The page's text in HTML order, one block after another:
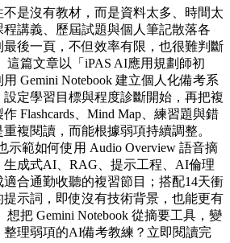
是沒有教材，而是資料太多、時間太
講義、歷屆試題與個人筆記散落各
後一頁，不但效率有限，也很難判斷
這篇文章以「iPAS AI應用規劃師初
Gemini Notebook 建立個人化備考系
定學習目標與程度診斷開始，再把複
Flashcards、Mind Map、練習題與錯
複閱讀，而能根據弱項持續調整。
示範如何使用 Audio Overview 語音摘
成式AI、RAG、提示工程、AI倫理
合通勤收聽的複習節目；搭配14天衝
示詞，即使沒有技術背景，也能更有
把 Gemini Notebook 從摘要工具，變
整理弱項的AI備考教練？立即閱讀完